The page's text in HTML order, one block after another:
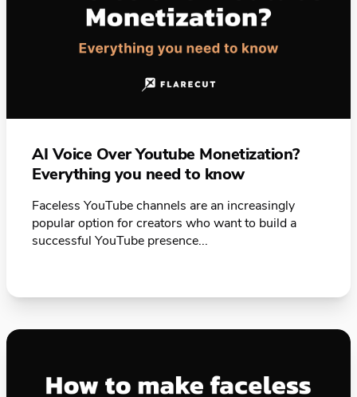
AI Voice Over Youtube Monetization?
Everything you need to know
Faceless YouTube channels are an increasingly
popular option for creators who want to build a
successful YouTube presence...